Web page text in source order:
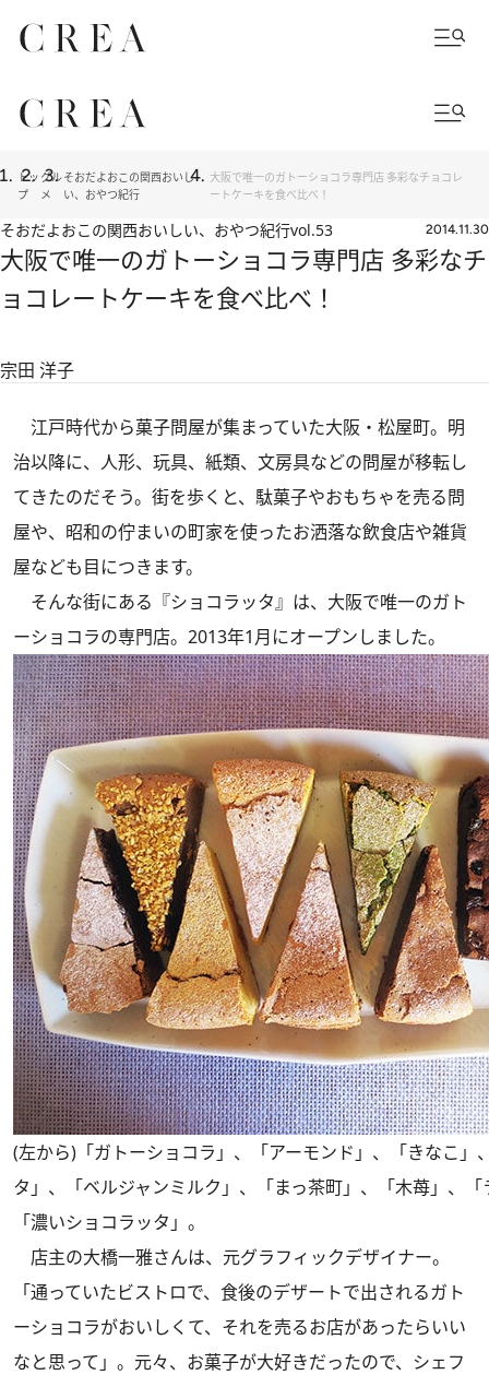
トッ
プ
グル
メ
そおだよおこの関西おいし
い、おやつ紀行
大阪で唯一のガトーショコラ専門店 多彩なチョコレ
ートケーキを食べ比べ！
そおだよおこの関西おいしい、おやつ紀行vol.53 2014.11.30
大阪で唯一のガトーショコラ専門店 多彩なチ
ョコレートケーキを食べ比べ！
宗田 洋子
江戸時代から菓子問屋が集まっていた大阪・松屋町。明
治以降に、人形、玩具、紙類、文房具などの問屋が移転し
てきたのだそう。街を歩くと、駄菓子やおもちゃを売る問
屋や、昭和の佇まいの町家を使ったお洒落な飲食店や雑貨
屋なども目につきます。
そんな街にある『ショコラッタ』は、大阪で唯一のガト
ーショコラの専門店。2013年1月にオープンしました。
(左から)「ガトーショコラ」、「アーモンド」、「きなこ」
タ」、「ベルジャンミルク」、「まっ茶町」、「木苺」、
「濃いショコラッタ」。
店主の大橋一雅さんは、元グラフィックデザイナー。
「通っていたビストロで、食後のデザートで出されるガト
ーショコラがおいしくて、それを売るお店があったらいい
なと思って」。元々、お菓子が大好きだったので、シェフ